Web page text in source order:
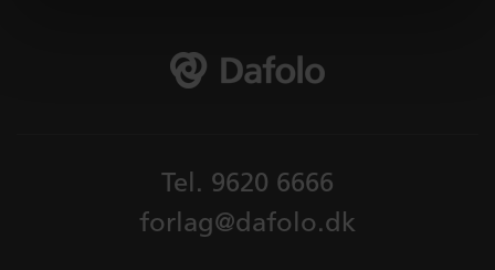
Tel. 9620 6666
forlag@dafolo.dk